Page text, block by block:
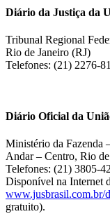
Diário da Justiça da
Tribunal Regional
Rio de Janeiro (RJ)
Telefones: (21) 2276-
Diário Oficial da
Ministério da Fazenda
Andar – Centro, Rio
Telefones: (21) 3805-
Disponível na Internet
www.jusbrasil.com.br/
gratuito).